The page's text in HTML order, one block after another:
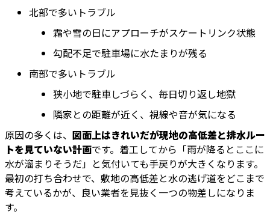
北部で多いトラブル
霜や雪の日にアプローチがスケートリンク状態
勾配不足で駐車場に水たまりが残る
南部で多いトラブル
狭小地で駐車しづらく、毎日切り返し地獄
隣家との距離が近く、視線や音が気になる
原因の多くは、 図面上はきれいだが現地の高低差と排水ルー
トを見ていない計画です。着工してから「雨が降るとここに
水が溜まりそうだ」と気付いても手戻りが大きくなります。
最初の打ち合わせで、敷地の高低差と水の逃げ道をどこまで
考えているかが、良い業者を見抜く一つの物差しになりま
す。